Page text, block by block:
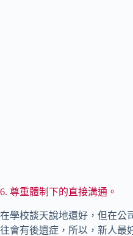
6. 尊重體制下的直接溝通。
在學校談天說地還好，但在公
往會有後遺症，所以，新人最